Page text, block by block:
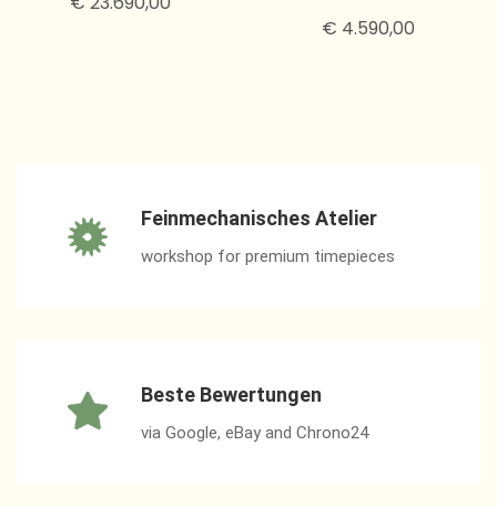
€ 4.590,00
Feinmechanisches Atelier
workshop for premium timepieces
Beste Bewertungen
via Google, eBay and Chrono24